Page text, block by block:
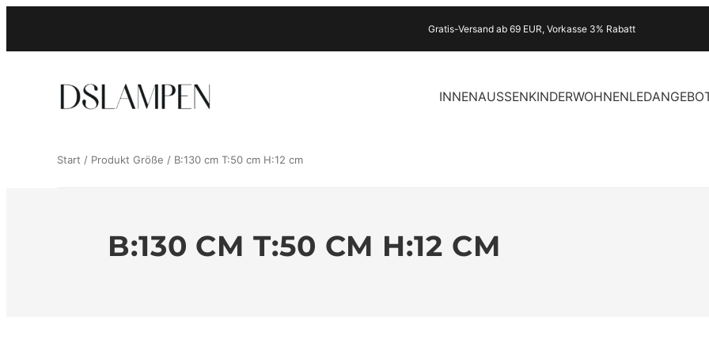
springen
Gratis-Versand ab 69 EUR, Vorkasse 3% Rabatt
INNENAUSSENKINDERWOHNENLED
Start / Produkt Größe / B:130 cm T:50 cm H:12 cm
B:130 CM T:50 CM H:12 CM